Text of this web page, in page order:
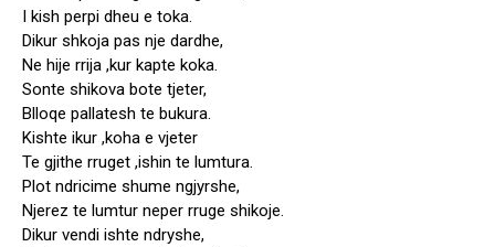
I kish perpi dheu e toka.
Dikur shkoja pas nje dardhe,
Ne hije rrija ,kur kapte koka.
Sonte shikova bote tjeter,
Blloqe pallatesh te bukura.
Kishte ikur ,koha e vjeter
Te gjithe rruget ,ishin te lumtura.
Plot ndricime shume ngjyrshe,
Njerez te lumtur neper rruge shikoje.
Dikur vendi ishte ndryshe,